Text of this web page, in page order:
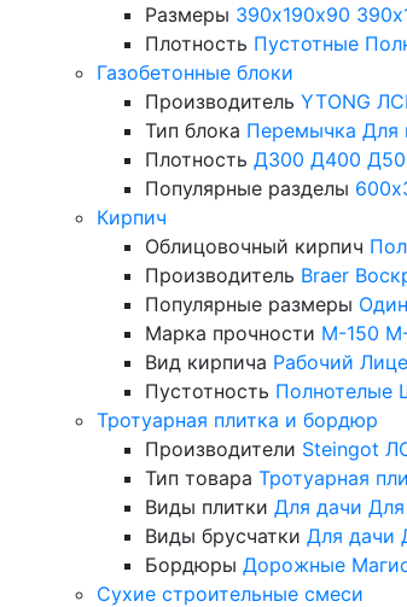
Размеры 390х190х90
Плотность Пустотные
Газобетонные блоки
Производитель YTONG
Тип блока Перемычка Для
Плотность Д300 Д400
Популярные разделы
Кирпич
Облицовочный кирпич
Производитель Braer
Популярные размеры
Марка прочности М-150
Вид кирпича Рабочий
Пустотность Полнотелые
Тротуарная плитка и бордюр
Производители Steingot
Тип товара Тротуарная
Виды плитки Для дачи
Виды брусчатки Для дачи
Бордюры Дорожные
Сухие строительные смеси